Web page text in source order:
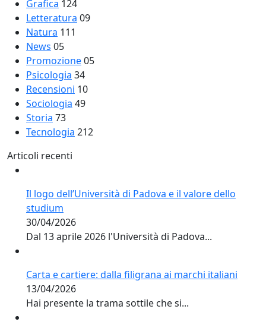
Grafica 124
Letteratura 09
Natura 111
News 05
Promozione05
Psicologia 34
Recensioni 10
Sociologia 49
Storia 73
Tecnologia 212
Articoli recenti
Il logo dell’Università di Padova e il valore dello
studium
30/04/2026
Dal 13 aprile 2026 l'Università di Padova...
Carta e cartiere: dalla filigrana ai marchi italiani
13/04/2026
Hai presente la trama sottile che si...